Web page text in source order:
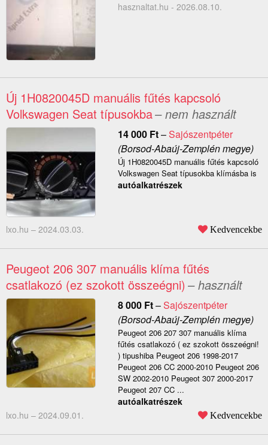
hasznaltat.hu - 2026.08.10.
Új 1H0820045D manuális fűtés kapcsoló
Volkswagen Seat típusokba– nem használt
14 000 Ft–Sajószentpéter
(Borsod-Abaúj-Zemplén megye)
Új 1H0820045D manuális fűtés kapcsoló
Volkswagen Seat típusokba klímásba is
autóalkatrészek
lxo.hu – 2024.03.03. Kedvencekbe
Peugeot 206 307 manuális klíma fűtés
csatlakozó (ez szokott összeégni) – használt
8 000 Ft–Sajószentpéter
(Borsod-Abaúj-Zemplén megye)
Peugeot 206 207 307 manuális klíma
fűtés csatlakozó ( ez szokott összeégni!
) tipushiba Peugeot 206 1998-2017
Peugeot 206 CC 2000-2010 Peugeot 206
SW 2002-2010 Peugeot 307 2000-2017
Peugeot 207 CC ...
autóalkatrészek
lxo.hu – 2024.09.01. Kedvencekbe